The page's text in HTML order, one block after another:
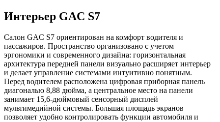
Интерьер GAC S7
Салон GAC S7 ориентирован на комфорт водителя и
пассажиров. Пространство организовано с учетом
эргономики и современного дизайна: горизонтальная
архитектура передней панели визуально расширяет интерьер
и делает управление системами интуитивно понятным.
Перед водителем расположена цифровая приборная панель
диагональю 8,88 дюйма, а центральное место на панели
занимает 15,6-дюймовый сенсорный дисплей
мультимедийной системы. Большая площадь экранов
позволяет удобно контролировать функции автомобиля и